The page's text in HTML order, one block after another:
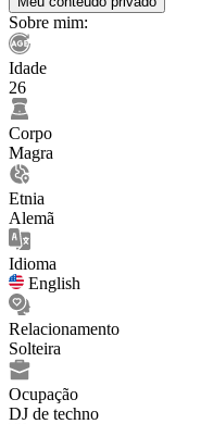
Sobre mim:
Idade
26
Corpo
Magra
Etnia
Alemã
Idioma
English
Relacionamento
Solteira
Ocupação
DJ de techno